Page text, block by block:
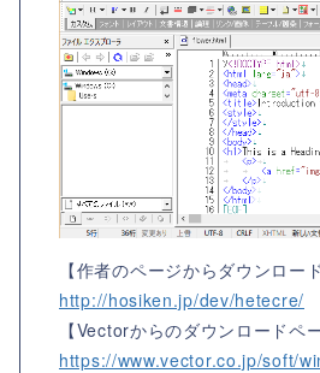
【作者のページからダウンロー
http://hosiken.jp/dev/hetecre/
【Vectorからのダウンロードペ
https://www.vector.co.jp/soft/